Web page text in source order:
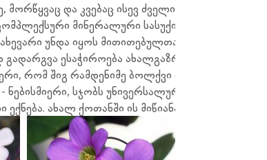
და კვებაც ისევ ძველი ტემპით
მინერალური სასუქი, იგი შეაქვთ
უნდა იყოს მითითებულთან შედარებით.
ესაჭიროება ახალგაზრდა მცენარეს,
რომ შიგ რამდენიმე ბოლქვი დარგათ. ასე
ნებისმიერი, სჯობს უნივერსალური. მაგრამ თუ
ახალ ქოთანში ის მიწიანად გადააქვთ,